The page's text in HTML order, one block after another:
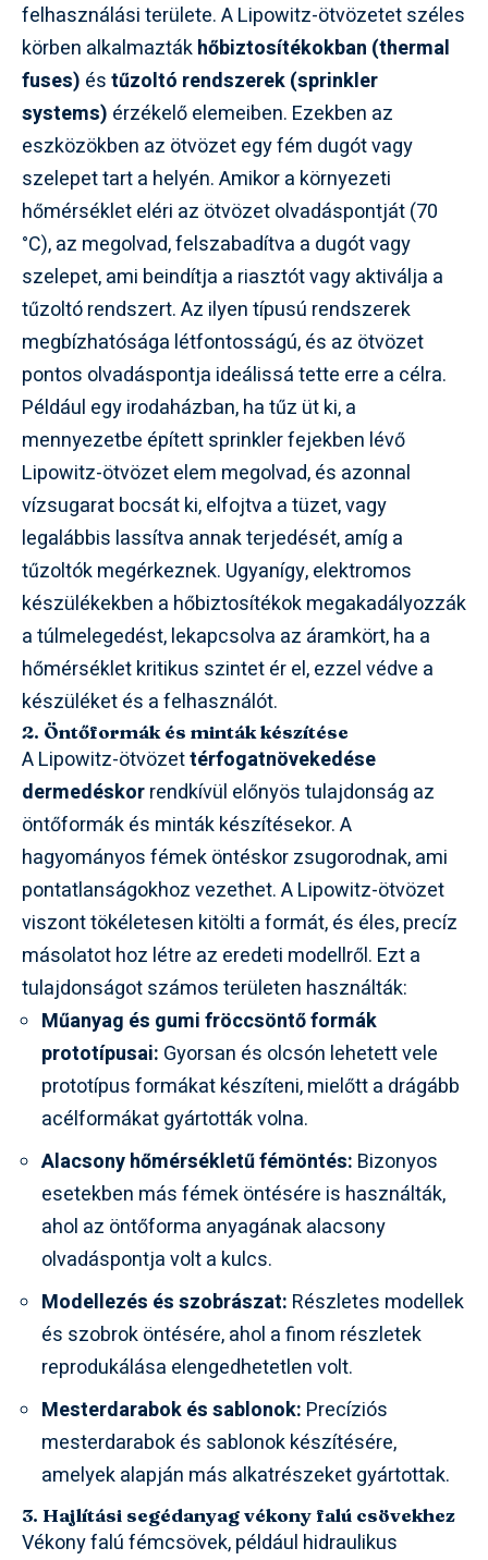
felhasználási területe. A Lipowitz-ötvözetet széles
körben alkalmaztákhőbiztosítékokban (thermal
fuses) éstűzoltó rendszerek (sprinkler
systems) érzékelő elemeiben. Ezekben az
eszközökben az ötvözet egy fém dugót vagy
szelepet tart a helyén. Amikor a környezeti
hőmérséklet eléri az ötvözet olvadáspontját (70
°C), az megolvad, felszabadítva a dugót vagy
szelepet, ami beindítja a riasztót vagy aktiválja a
tűzoltó rendszert. Az ilyen típusú rendszerek
megbízhatósága létfontosságú, és az ötvözet
pontos olvadáspontja ideálissá tette erre a célra.
Például egy irodaházban, ha tűz üt ki, a
mennyezetbe épített sprinkler fejekben lévő
Lipowitz-ötvözet elem megolvad, és azonnal
vízsugarat bocsát ki, elfojtva a tüzet, vagy
legalábbis lassítva annak terjedését, amíg a
tűzoltók megérkeznek. Ugyanígy, elektromos
készülékekben a hőbiztosítékok megakadályozzák
a túlmelegedést, lekapcsolva az áramkört, ha a
hőmérséklet kritikus szintet ér el, ezzel védve a
készüléket és a felhasználót.
2. Öntőformák és minták készítése
A Lipowitz-ötvözettérfogatnövekedése
dermedéskorrendkívül előnyös tulajdonság az
öntőformák és minták készítésekor. A
hagyományos fémek öntéskor zsugorodnak, ami
pontatlanságokhoz vezethet. A Lipowitz-ötvözet
viszont tökéletesen kitölti a formát, és éles, precíz
másolatot hoz létre az eredeti modellről. Ezt a
tulajdonságot számos területen használták:
Műanyag és gumi fröccsöntő formák
prototípusai: Gyorsan és olcsón lehetett vele
prototípus formákat készíteni, mielőtt a drágább
acélformákat gyártották volna.
Alacsony hőmérsékletű fémöntés: Bizonyos
esetekben más fémek öntésére is használták,
ahol az öntőforma anyagának alacsony
olvadáspontja volt a kulcs.
Modellezés és szobrászat: Részletes modellek
és szobrok öntésére, ahol a finom részletek
reprodukálása elengedhetetlen volt.
Mesterdarabok és sablonok: Precíziós
mesterdarabok és sablonok készítésére,
amelyek alapján más alkatrészeket gyártottak.
3. Hajlítási segédanyag vékony falú csövekhez
Vékony falú fémcsövek, például hidraulikus